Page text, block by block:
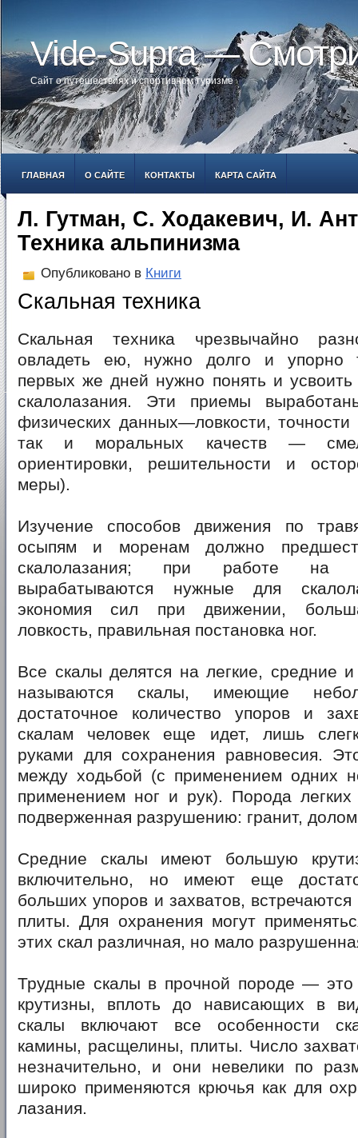
Vide-Supra —
Сайт о путешествиях и спортивном туризме
ГЛАВНАЯ О САЙТЕ КОНТАКТЫ КАРТА САЙТА
Л. Гутман, С. Ходакевич, И.
Техника альпинизма
Опубликовано в Книги
Скальная техника
Скальная техника чрезвычайно
овладеть ею, нужно долго и упорно
первых же дней нужно понять и
скалолазания. Эти приемы
физических данных—ловкости,
так и моральных качеств —
ориентировки, решительности и
меры).
Изучение способов движения по
осыпям и моренам должно
скалолазания; при работе на
вырабатываются нужные для
экономия сил при движении,
ловкость, правильная постановка ног.
Все скалы делятся на легкие, средние
называются скалы, имеющие
достаточное количество упоров и
скалам человек еще идет, лишь
руками для сохранения равновесия.
между ходьбой (с применением одних
применением ног и рук). Порода
подверженная разрушению: гранит,
Средние скалы имеют большую
включительно, но имеют еще
больших упоров и захватов,
плиты. Для охранения могут
этих скал различная, но мало
Трудные скалы в прочной породе — это
крутизны, вплоть до нависающих в
скалы включают все особенности
камины, расщелины, плиты. Число
незначительно, и они невелики по
широко применяются крючья как для
лазания.